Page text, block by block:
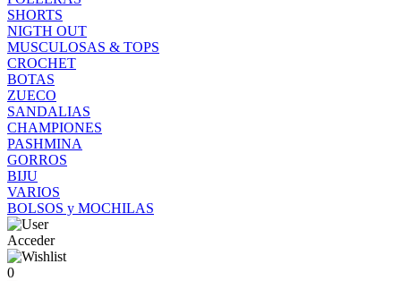
SHORTS
NIGTH OUT
MUSCULOSAS & TOPS
CROCHET
BOTAS
ZUECO
SANDALIAS
CHAMPIONES
PASHMINA
GORROS
BIJU
VARIOS
BOLSOS y MOCHILAS
Acceder
0